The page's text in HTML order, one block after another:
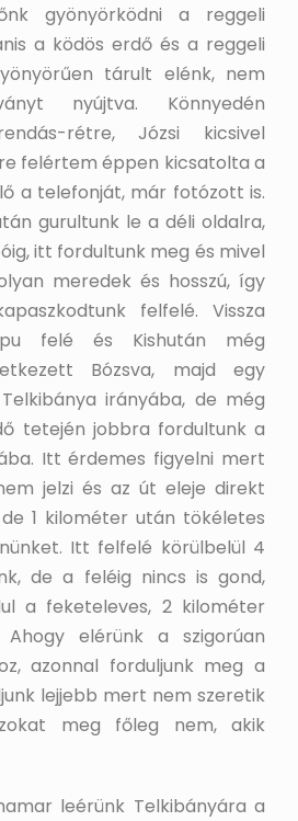
gyönyörködni a reggeli
a ködös erdő és a reggeli
tárult elénk, nem
nyújtva. Könnyedén
rétre, Józsi kicsivel
felértem éppen kicsatolta a
a telefonját, már fotózott is.
gurultunk le a déli oldalra,
itt fordultunk meg és mivel
meredek és hosszú, így
felfelé. Vissza
felé és Kishután még
Bózsva, majd egy
irányába, de még
tetején jobbra fordultunk a
Itt érdemes figyelni mert
jelzi és az út eleje direkt
1 kilométer után tökéletes
Itt felfelé körülbelül 4
de a feléig nincs is gond,
a feketeleves, 2 kilométer
Ahogy elérünk a szigorúan
azonnal forduljunk meg a
lejjebb mert nem szeretik
meg főleg nem, akik
leérünk Telkibányára a